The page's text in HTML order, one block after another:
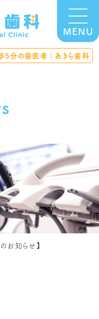
分の歯医者｜あきら歯科
お知らせ】
MENU